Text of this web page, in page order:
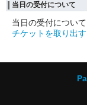
当日の受付について
当日の受付につい
チケットを取り出す